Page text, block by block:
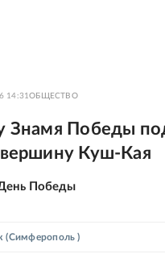
14:31ОБЩЕСТВО
Знамя Победы
Куш-Кая
Победы
(Симферополь )